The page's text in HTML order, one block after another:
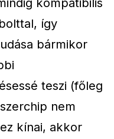
így
bármikor
teszi (főleg
nem
kínai, akkor